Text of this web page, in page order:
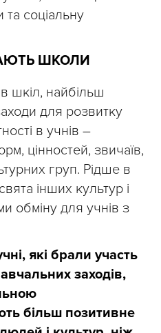
та соціальну
ШКОЛИ
шкіл, найбільш
для розвитку
в учнів –
цінностей, звичаїв,
груп. Рідше в
інших культур і
обміну для учнів з
які брали участь
заходів,
більш позитивне